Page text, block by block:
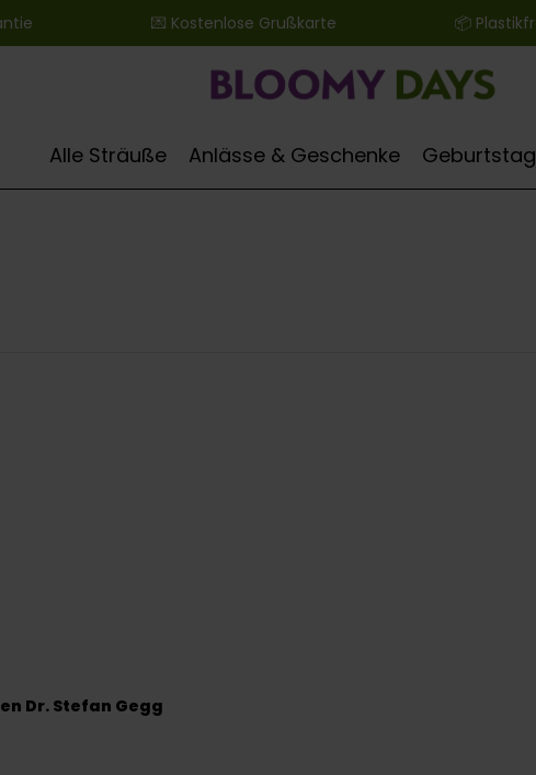
💌 Kostenlose Grußkarte ‎ ‎ ‎ ‎ ‎ ‎ ‎ ‎ ‎ ‎ ‎ ‎ ‎ ‎ ‎ ‎ ‎ ‎ ‎ ‎ ‎ ‎ ‎ ‎ ‎ ‎ 📦
Alle Sträuße Anlässe & Geschenke Geburtstag
Dr. Stefan Gegg